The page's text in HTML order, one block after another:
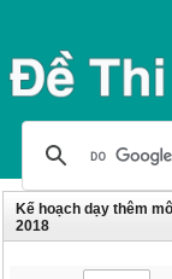
Kế hoạch dạy thêm
2018